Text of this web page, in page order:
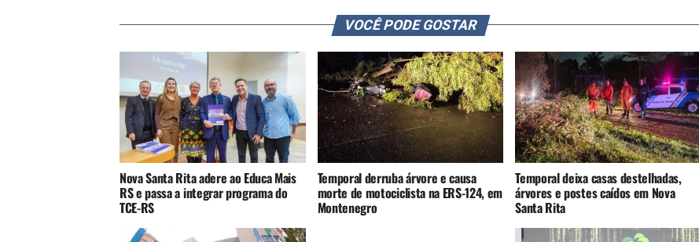
VOCÊ PODE GOSTAR
Nova Santa Rita adere ao Educa Mais
RS e passa a integrar programa do
TCE-RS
Temporal derruba árvore e causa
morte de motociclista na ERS-124, em
Montenegro
Temporal deixa casas destelhadas,
árvores e postes caídos em Nova
Santa Rita